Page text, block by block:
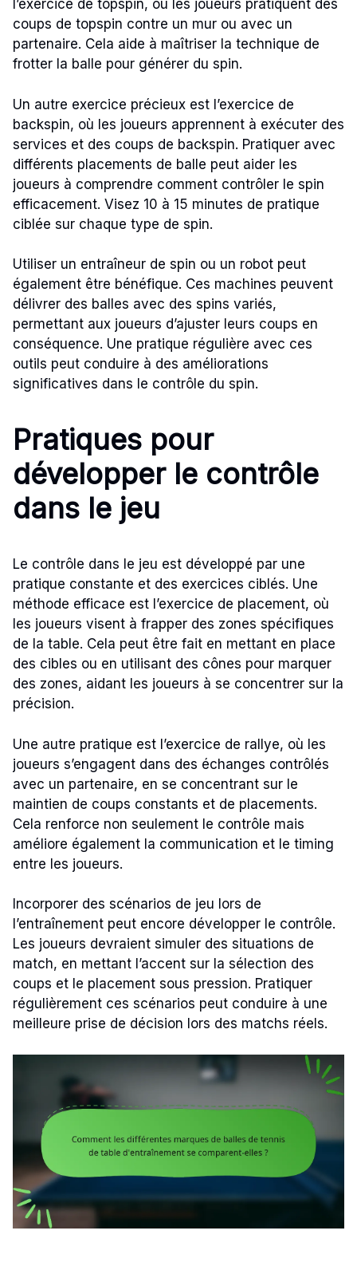
l’exercice de topspin, où les joueurs pratiquent des
coups de topspin contre un mur ou avec un
partenaire. Cela aide à maîtriser la technique de
frotter la balle pour générer du spin.
Un autre exercice précieux est l’exercice de
backspin, où les joueurs apprennent à exécuter des
services et des coups de backspin. Pratiquer avec
différents placements de balle peut aider les
joueurs à comprendre comment contrôler le spin
efficacement. Visez 10 à 15 minutes de pratique
ciblée sur chaque type de spin.
Utiliser un entraîneur de spin ou un robot peut
également être bénéfique. Ces machines peuvent
délivrer des balles avec des spins variés,
permettant aux joueurs d’ajuster leurs coups en
conséquence. Une pratique régulière avec ces
outils peut conduire à des améliorations
significatives dans le contrôle du spin.
Pratiques pour
développer le contrôle
dans le jeu
Le contrôle dans le jeu est développé par une
pratique constante et des exercices ciblés. Une
méthode efficace est l’exercice de placement, où
les joueurs visent à frapper des zones spécifiques
de la table. Cela peut être fait en mettant en place
des cibles ou en utilisant des cônes pour marquer
des zones, aidant les joueurs à se concentrer sur la
précision.
Une autre pratique est l’exercice de rallye, où les
joueurs s’engagent dans des échanges contrôlés
avec un partenaire, en se concentrant sur le
maintien de coups constants et de placements.
Cela renforce non seulement le contrôle mais
améliore également la communication et le timing
entre les joueurs.
Incorporer des scénarios de jeu lors de
l’entraînement peut encore développer le contrôle.
Les joueurs devraient simuler des situations de
match, en mettant l’accent sur la sélection des
coups et le placement sous pression. Pratiquer
régulièrement ces scénarios peut conduire à une
meilleure prise de décision lors des matchs réels.